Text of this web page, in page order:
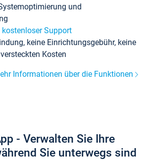
und
Support
keine Einrichtungsgebühr, keine
Kosten
Informationen über die Funktionen
- Verwalten Sie Ihre
Sie unterwegs sind